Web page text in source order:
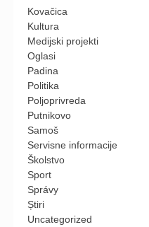
Kovačica
Kultura
Medijski projekti
Oglasi
Padina
Politika
Poljoprivreda
Putnikovo
Samoš
Servisne informacije
Školstvo
Sport
Správy
Știri
Uncategorized